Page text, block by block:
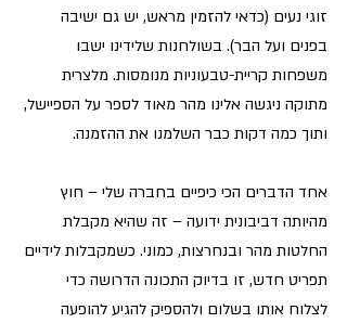
זוגי נעים (כדאי להזמין מראש, יש גם ישיבה
בפנים ועל הבר). בשולחנות שלידינו ישבו
משפחות קריית-טבעוניות מנומסות. מלצרית
מתוקה ניגשה אלינו מהר מאוד לספר על הספיישל,
ותוך כמה דקות כבר השלמנו את ההזמנה.
אחד הדברים הכי כיפיים בחברה שלי – חוץ
מהיותה דביבונית ידועה – זה שהיא מקבלת
החלטות מהר ובנחרצות, כמוני. כשמקבלות לידיים
תפריט חדש, זו בדיוק התכונה הדרושה כדי
לצלוח אותו בשלום ולהספיק להגיע להופעה